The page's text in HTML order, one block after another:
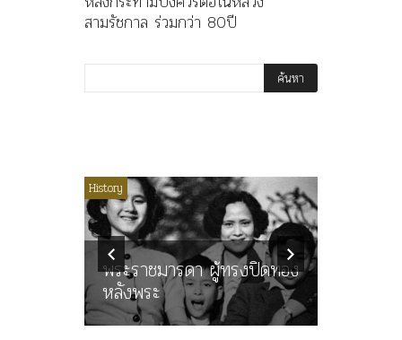
สามรัชกาล ร่วมกว่า 80ปี
History
พระราชมารดา ผู้ทรงปิดทอง
หลังพระ